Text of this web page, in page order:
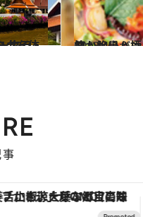
2013.4.2
懐かしいバンコクを楽しむ 絶景＆極上レストラン
旅＆お出かけ
フケアのアップデートから、特別な名入れギフトまで。大人のための「ReFa GINZA」クルーズ